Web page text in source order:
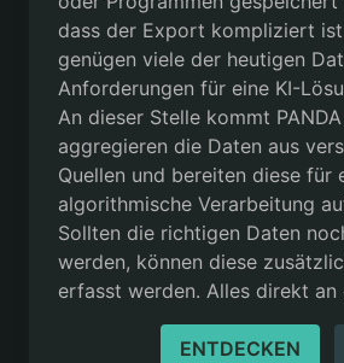
dass der Export kompliziert
genügen viele der heutigen
Anforderungen für eine KI-
An dieser Stelle kommt
aggregieren die Daten aus
Quellen und bereiten diese für
algorithmische Verarbeitung
Sollten die richtigen Daten
werden, können diese
erfasst werden. Alles direkt
ENTDECKEN